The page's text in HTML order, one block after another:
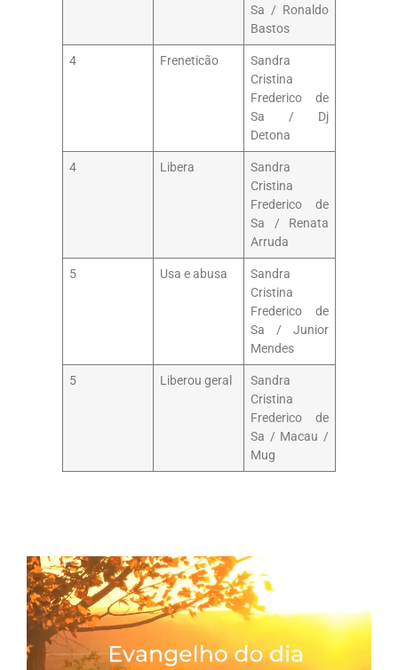
Sa / Ronaldo
Bastos
4 Freneticão
Sandra
Cristina
Frederico de
Sa / Dj
Detona
4 Libera
Sandra
Cristina
Frederico de
Sa / Renata
Arruda
5 Usa e abusa
Sandra
Cristina
Frederico de
Sa / Junior
Mendes
5 Liberou geral
Sandra
Cristina
Frederico de
Sa / Macau /
Mug